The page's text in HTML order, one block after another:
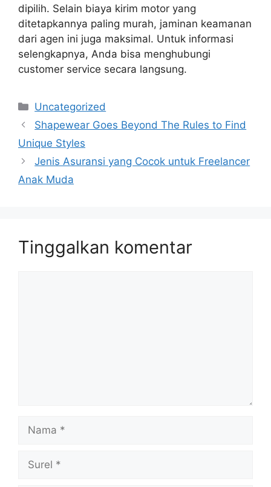
dipilih. Selain biaya kirim motor yang
ditetapkannya paling murah, jaminan keamanan
dari agen ini juga maksimal. Untuk informasi
selengkapnya, Anda bisa menghubungi
customer service secara langsung.
Kategori
Uncategorized
Shapewear Goes Beyond The Rules to Find
Unique Styles
Jenis Asuransi yang Cocok untuk Freelancer
Anak Muda
Tinggalkan komentar